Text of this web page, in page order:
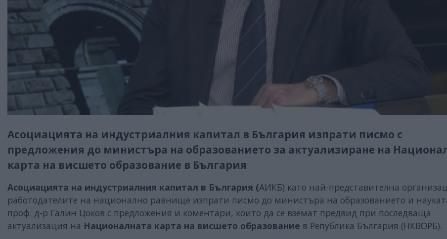
Асоциацията на индустриалния капитал в България изпрати писмо с
предложения до министъра на образованието за актуализиране на
карта на висшето образование в България
Асоциацията на индустриалния капитал в България (АИКБ) като най-представителна
работодателите на национално равнище изпрати писмо до министъра на образованието и
проф. д-р Галин Цоков с предложения и коментари, които да се вземат предвид при последваща
актуализация на Националната карта на висшето образование в Република България (НКВОРБ).